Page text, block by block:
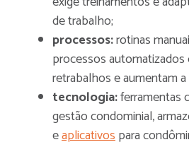
de trabalho;
processos:rotinas
processos automatizados
retrabalhos e aumentam
tecnologia:ferramentas
gestão condominial,
eaplicativospara